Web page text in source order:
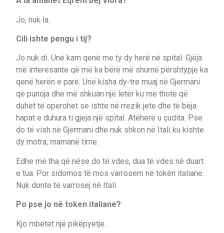
Jo, nuk la.
Cili ishte pengu i tij?
Jo nuk di. Unë kam qenë me ty dy herë në spital. Gjëja
më interesante që më ka bërë më shumë përshtypje ka
qenë herën e parë. Unë kisha dy-tre muaj në Gjermani
që punoja dhe më shkuan një letër ku me thotë që
duhet të operohet se ishte në rrezik jete dhe të bëja
hapat e duhura ti gjeja një spital. Atëherë u çudita. Pse
do të vish në Gjermani dhe nuk shkon në Itali ku kishte
dy motra, mamanë time.
Edhe më tha që nëse do të vdes, dua të vdes në duart
e tua. Por sidomos të mos varrosem në tokën italiane.
Nuk donte të varrosej në Itali.
Po pse jo në token italiane?
Kjo mbetet një pikëpyetje.